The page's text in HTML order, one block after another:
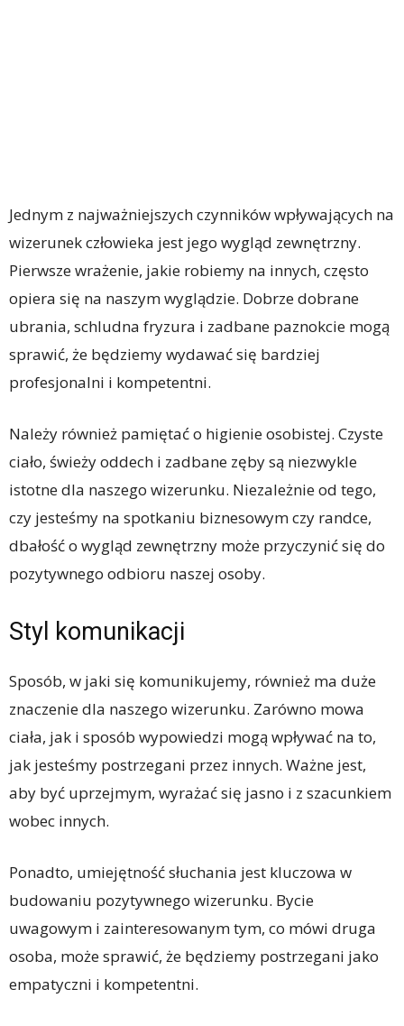
Jednym z najważniejszych czynników wpływających na
wizerunek człowieka jest jego wygląd zewnętrzny.
Pierwsze wrażenie, jakie robiemy na innych, często
opiera się na naszym wyglądzie. Dobrze dobrane
ubrania, schludna fryzura i zadbane paznokcie mogą
sprawić, że będziemy wydawać się bardziej
profesjonalni i kompetentni.
Należy również pamiętać o higienie osobistej. Czyste
ciało, świeży oddech i zadbane zęby są niezwykle
istotne dla naszego wizerunku. Niezależnie od tego,
czy jesteśmy na spotkaniu biznesowym czy randce,
dbałość o wygląd zewnętrzny może przyczynić się do
pozytywnego odbioru naszej osoby.
Styl komunikacji
Sposób, w jaki się komunikujemy, również ma duże
znaczenie dla naszego wizerunku. Zarówno mowa
ciała, jak i sposób wypowiedzi mogą wpływać na to,
jak jesteśmy postrzegani przez innych. Ważne jest,
aby być uprzejmym, wyrażać się jasno i z szacunkiem
wobec innych.
Ponadto, umiejętność słuchania jest kluczowa w
budowaniu pozytywnego wizerunku. Bycie
uwagowym i zainteresowanym tym, co mówi druga
osoba, może sprawić, że będziemy postrzegani jako
empatyczni i kompetentni.